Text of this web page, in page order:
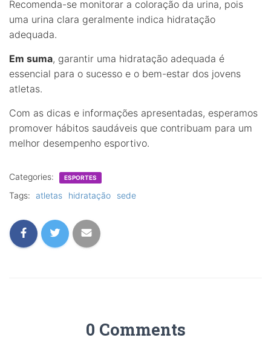
Recomenda-se monitorar a coloração da urina, pois
uma urina clara geralmente indica hidratação
adequada.
Em suma, garantir uma hidratação adequada é
essencial para o sucesso e o bem-estar dos jovens
atletas.
Com as dicas e informações apresentadas, esperamos
promover hábitos saudáveis que contribuam para um
melhor desempenho esportivo.
Categories: ESPORTES
Tags: atletas hidratação sede
0 Comments